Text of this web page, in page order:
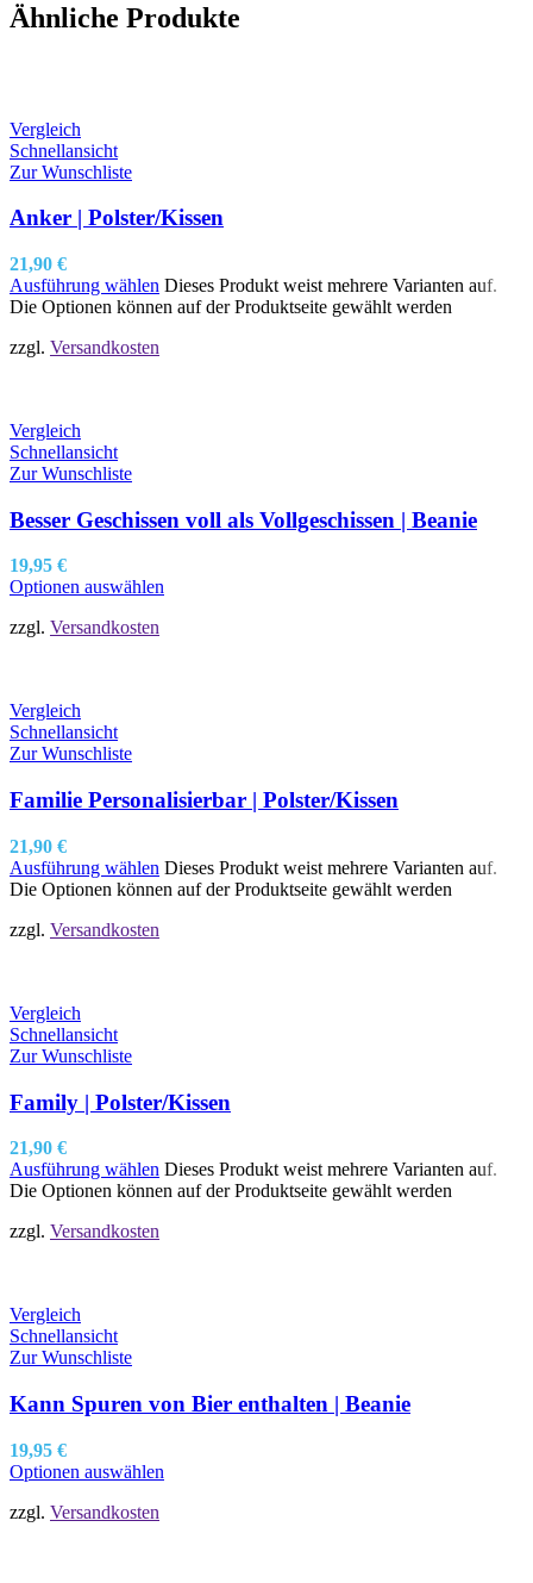
Ähnliche Produkte
Vergleich
Schnellansicht
Zur Wunschliste
Anker | Polster/Kissen
21,90 €
Ausführung wählen Dieses Produkt weist mehrere Varianten auf.
Die Optionen können auf der Produktseite gewählt werden
zzgl. Versandkosten
Vergleich
Schnellansicht
Zur Wunschliste
Besser Geschissen voll als Vollgeschissen | Beanie
19,95 €
Optionen auswählen
zzgl. Versandkosten
Vergleich
Schnellansicht
Zur Wunschliste
Familie Personalisierbar | Polster/Kissen
21,90 €
Ausführung wählen Dieses Produkt weist mehrere Varianten auf.
Die Optionen können auf der Produktseite gewählt werden
zzgl. Versandkosten
Vergleich
Schnellansicht
Zur Wunschliste
Family | Polster/Kissen
21,90 €
Ausführung wählen Dieses Produkt weist mehrere Varianten auf.
Die Optionen können auf der Produktseite gewählt werden
zzgl. Versandkosten
Vergleich
Schnellansicht
Zur Wunschliste
Kann Spuren von Bier enthalten | Beanie
19,95 €
Optionen auswählen
zzgl. Versandkosten